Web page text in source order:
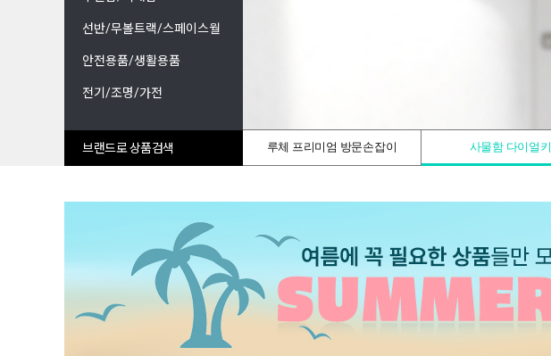
선반/무볼트랙/스페이스월
안전용품/생활용품
전기/조명/가전
브랜드로 상품검색 루체 프리미엄 방문손잡이 사물함 다이얼키